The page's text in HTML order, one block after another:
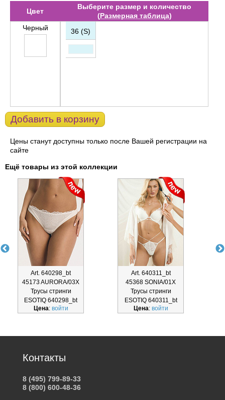
Цвет
Выберите размер и количество
(Размерная таблица)
Черный
36 (S)
Добавить в корзину
Цены станут доступны только после Вашей регистрации на
сайте
Ещё товары из этой коллекции
Art. 640298_bt
45173 AURORA/03X
Трусы стринги
ESOTIQ 640298_bt
Цена: войти
Art. 640311_bt
45368 SONIA/01X
Трусы стринги
ESOTIQ 640311_bt
Цена: войти
Контакты
8 (495) 799-89-33
8 (800) 600-48-36